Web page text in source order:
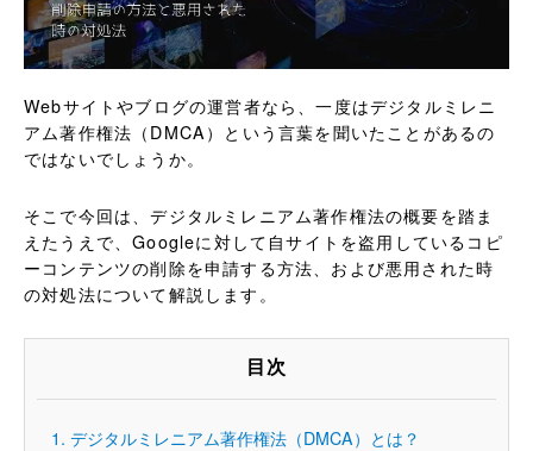
Webサイトやブログの運営者なら、一度はデジタルミレニ
アム著作権法（DMCA）という言葉を聞いたことがあるの
ではないでしょうか。
そこで今回は、デジタルミレニアム著作権法の概要を踏ま
えたうえで、Googleに対して自サイトを盗用しているコピ
ーコンテンツの削除を申請する方法、および悪用された時
の対処法について解説します。
目次
1. デジタルミレニアム著作権法（DMCA）とは？